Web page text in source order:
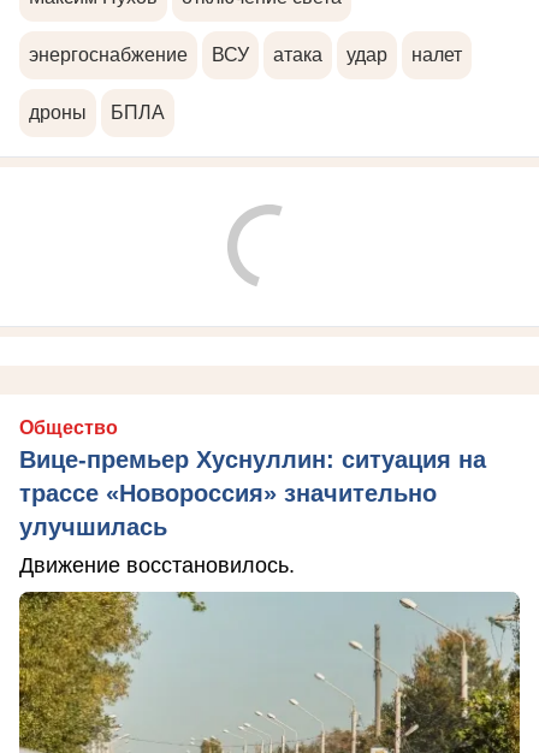
энергоснабжение ВСУ атака удар налет
дроны БПЛА
Общество
Вице-премьер Хуснуллин: ситуация на
трассе «Новороссия» значительно
улучшилась
Движение восстановилось.